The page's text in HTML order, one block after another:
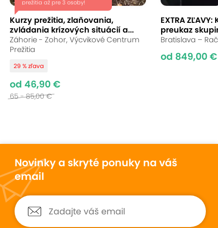
základy umelej inteligencie. Interaktívna výučba v
malej skupine detí a skúsení lektori zabezpečia, že
učenie bude nielen efektívne, ale aj zábavné!
Zdielať
Vynikajúce hodnotenie
zákazníkov neodporúča
prežitia až pre 3 osoby!
Kurzy prežitia, zlaňovania,
zvládania krízových situácií a...
Záhorie - Zohor, Výcvikové Centrum
Prežitia
29 % zľava
od 46,90 €
65 - 85,00 €
EXTRA
preukaz
Bratislava –
od 849,00 €
Novinky a skryté ponuky na váš
email